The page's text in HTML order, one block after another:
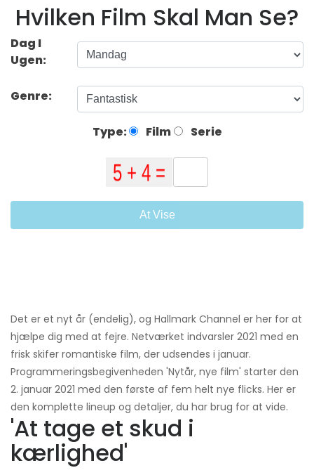
Hvilken Film Skal Man Se?
Dag I
Ugen:
Genre:
Type: Film Serie
At Vise
Det er et nyt år (endelig), og Hallmark Channel er her for at
hjælpe dig med at fejre. Netværket indvarsler 2021 med en
frisk skifer romantiske film, der udsendes i januar.
Programmeringsbegivenheden 'Nytår, nye film' starter den
2. januar 2021 med den første af fem helt nye flicks. Her er
den komplette lineup og detaljer, du har brug for at vide.
'At tage et skud i
kærlighed'